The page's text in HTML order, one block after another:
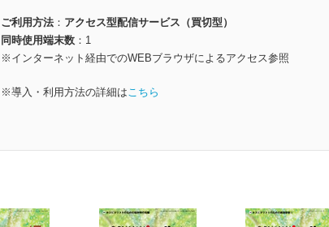
ご利用方法
アクセス型配信サービス（買切型）
同時使用端末数
1
※インターネット経由でのWEBブラウザによるアクセス参照
※導入・利用方法の詳細はこちら